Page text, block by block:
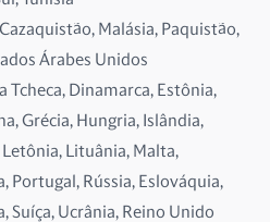
Malásia, Paquistão,
Árabes Unidos
Tcheca, Dinamarca, Estônia,
Grécia, Hungria, Islândia,
Letônia, Lituânia, Malta,
Portugal, Rússia, Eslováquia,
Suíça, Ucrânia, Reino Unido